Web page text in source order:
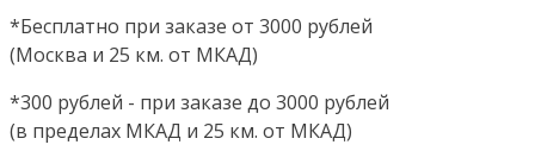
*Бесплатно при заказе от 3000 рублей
(Москва и 25 км. от МКАД)
*300 рублей - при заказе до 3000 рублей
(в пределах МКАД и 25 км. от МКАД)